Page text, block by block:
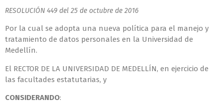
RESOLUCIÓN 449 del 25 de octubre de 2016
Por la cual se adopta una nueva política para el manejo y
tratamiento de datos personales en la Universidad de
Medellín.
El RECTOR DE LA UNIVERSIDAD DE MEDELLÍN, en ejercicio de
las facultades estatutarias, y
CONSIDERANDO: